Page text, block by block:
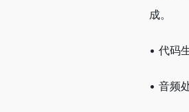
成。
• 代码
• 音频